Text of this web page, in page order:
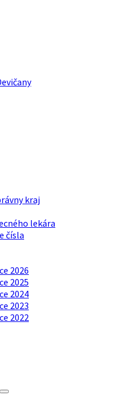
kraj
lekára
čísla
2026
2025
2024
2023
2022